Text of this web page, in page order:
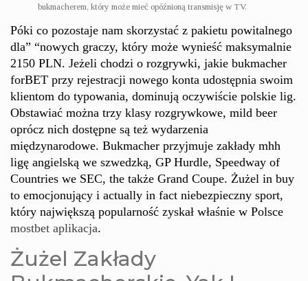
bukmacherem, który może mieć opóźnioną transmisję w TV.
Póki co pozostaje nam skorzystać z pakietu powitalnego
dla” “nowych graczy, który może wynieść maksymalnie
2150 PLN. Jeżeli chodzi o rozgrywki, jakie bukmacher
forBET przy rejestracji nowego konta udostępnia swoim
klientom do typowania, dominują oczywiście polskie lig.
Obstawiać można trzy klasy rozgrywkowe, mild beer
oprócz nich dostępne są też wydarzenia
międzynarodowe. Bukmacher przyjmuje zakłady mhh
ligę angielską we szwedzką, GP Hurdle, Speedway of
Countries we SEC, the także Grand Coupe. Żużel in buy
to emocjonujący i actually in fact niebezpieczny sport,
który największą popularność zyskał właśnie w Polsce
mostbet aplikacja.
Żużel Zakłady